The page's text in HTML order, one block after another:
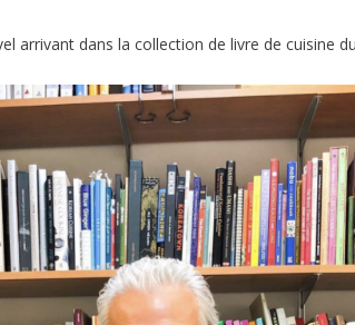
arrivant dans la collection de livre de cuisine